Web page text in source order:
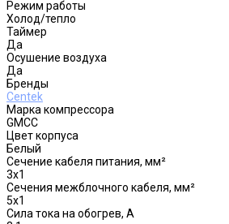
Режим работы
Холод/тепло
Таймер
Да
Осушение воздуха
Да
Бренды
Centek
Марка компрессора
GMCC
Цвет корпуса
Белый
Сечение кабеля питания, мм²
3x1
Сечения межблочного кабеля, мм²
5х1
Сила тока на обогрев, А